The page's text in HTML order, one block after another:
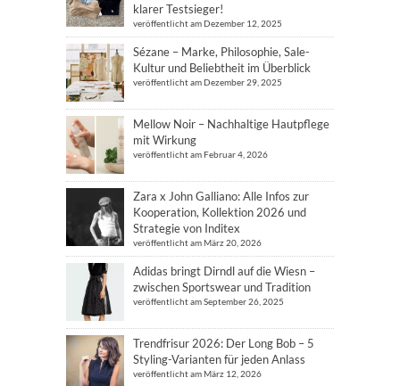
klarer Testsieger!
veröffentlicht am Dezember 12, 2025
Sézane – Marke, Philosophie, Sale-
Kultur und Beliebtheit im Überblick
veröffentlicht am Dezember 29, 2025
Mellow Noir – Nachhaltige Hautpflege
mit Wirkung
veröffentlicht am Februar 4, 2026
Zara x John Galliano: Alle Infos zur
Kooperation, Kollektion 2026 und
Strategie von Inditex
veröffentlicht am März 20, 2026
Adidas bringt Dirndl auf die Wiesn –
zwischen Sportswear und Tradition
veröffentlicht am September 26, 2025
Trendfrisur 2026: Der Long Bob – 5
Styling-Varianten für jeden Anlass
veröffentlicht am März 12, 2026